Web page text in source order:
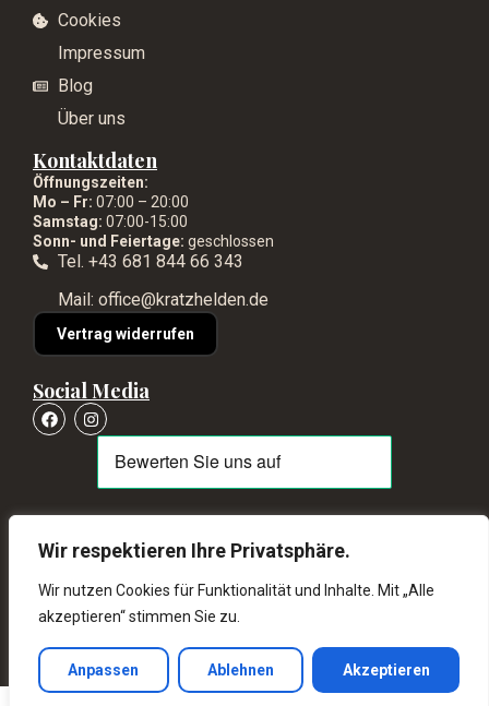
Wir respektieren Ihre Privatsphäre.
Wir nutzen Cookies für Funktionalität und Inhalte. Mit „Alle
akzeptieren“ stimmen Sie zu.
Anpassen Ablehnen Akzeptieren
Cookies
Impressum
Blog
Über uns
Kontaktdaten
Öffnungszeiten:
Mo – Fr: 07:00 – 20:00
Samstag: 07:00-15:00
Sonn- und Feiertage: geschlossen
Tel. +43 681 844 66 343
Mail: office@kratzhelden.de
Vertrag widerrufen
Social Media
schneller Versand ab 80€ kostenlos
14 Tage Rückgaberecht